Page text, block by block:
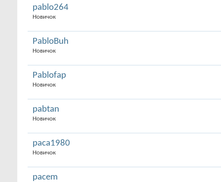
pablo264
Новичок
PabloBuh
Новичок
Pablofap
Новичок
pabtan
Новичок
paca1980
Новичок
pacem